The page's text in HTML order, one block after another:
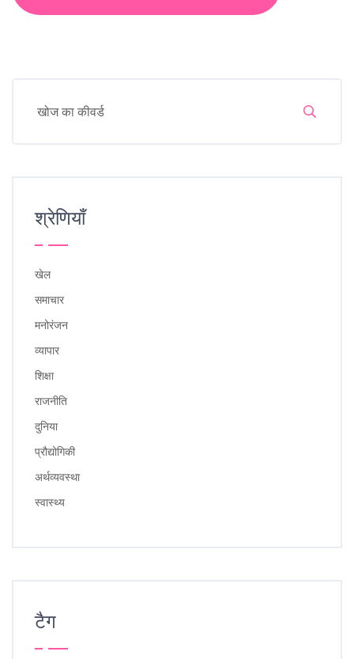
श्रेणियाँ
खेल
समाचार
मनोरंजन
व्यापार
शिक्षा
राजनीति
दुनिया
प्रौद्योगिकी
अर्थव्यवस्था
स्वास्थ्य
टैग